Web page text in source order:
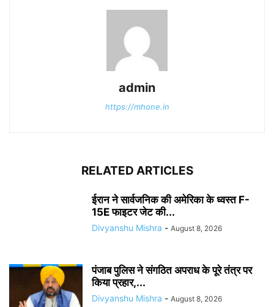
admin
https://mhone.in
RELATED ARTICLES
ईरान ने सार्वजनिक की अमेरिका के ध्वस्त F-
15E फाइटर जेट की...
Divyanshu Mishra - August 8, 2026
पंजाब पुलिस ने संगठित अपराध के पूरे तंत्र पर
किया प्रहार,...
Divyanshu Mishra - August 8, 2026